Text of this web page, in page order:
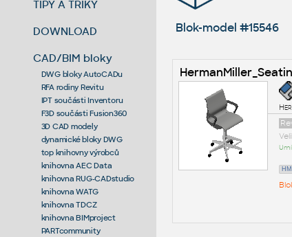
TIPY A TRIKY
DOWNLOAD
CAD/BIM bloky
DWG bloky AutoCADu
RFA rodiny Revitu
IPT součásti Inventoru
F3D součásti Fusion360
3D CAD modely
dynamické bloky DWG
top knihovny výrobců
knihovna AEC Data
knihovna RUG-CADstudio
knihovna WATG
knihovna TDCZ
knihovna BIMproject
PARTcommunity
Blok-model #15546
HM